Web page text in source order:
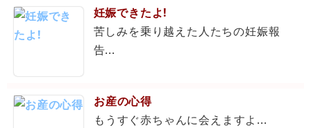
妊娠できたよ!
苦しみを乗り越えた人たちの妊娠報
告...
お産の心得
もうすぐ赤ちゃんに会えますよ...